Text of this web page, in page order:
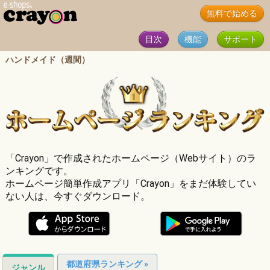
無料で始める
目次 機能
サポート
ハンドメイド（週間）
「Crayon」で作成されたホームページ（Webサイト）のラ
ンキングです。
ホームページ簡単作成アプリ「Crayon」をまだ体験してい
ない人は、今すぐダウンロード。
ジャンル 都道府県ランキング »